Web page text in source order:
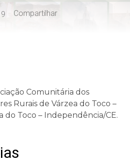
Compartilhar
Comunitária dos
Rurais de Várzea do Toco –
do Toco – Independência/CE.